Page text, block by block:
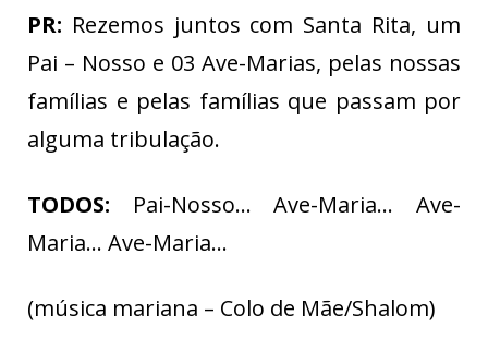
PR: Rezemos juntos com Santa Rita, um
Pai – Nosso e 03 Ave-Marias, pelas nossas
famílias e pelas famílias que passam por
alguma tribulação.
TODOS: Pai-Nosso… Ave-Maria… Ave-
Maria… Ave-Maria…
(música mariana – Colo de Mãe/Shalom)